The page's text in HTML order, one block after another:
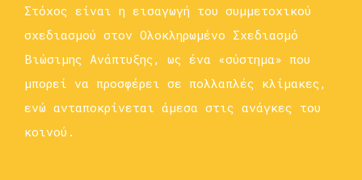
Στόχος είναι η εισαγωγή του συμμετοχικού
σχεδιασμού στον Ολοκληρωμένο Σχεδιασμό
Βιώσιμης Ανάπτυξης, ως ένα «σύστημα» που
μπορεί να προσφέρει σε πολλαπλές κλίμακες,
ενώ ανταποκρίνεται άμεσα στις ανάγκες του
κοινού.